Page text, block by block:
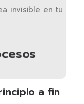
invisible en tu
a fin